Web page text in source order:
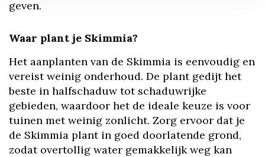
geven.
Waar plant je Skimmia?
Het aanplanten van de Skimmia is eenvoudig en
vereist weinig onderhoud. De plant gedijt het
beste in halfschaduw tot schaduwrijke
gebieden, waardoor het de ideale keuze is voor
tuinen met weinig zonlicht. Zorg ervoor dat je
de Skimmia plant in goed doorlatende grond,
zodat overtollig water gemakkelijk weg kan